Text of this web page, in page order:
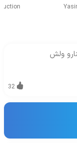
ولش
32